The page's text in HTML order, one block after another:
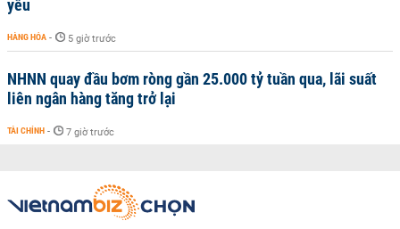
yếu
HÀNG HÓA - 5 giờ trước
NHNN quay đầu bơm ròng gần 25.000 tỷ tuần qua, lãi suất
liên ngân hàng tăng trở lại
TÀI CHÍNH - 7 giờ trước